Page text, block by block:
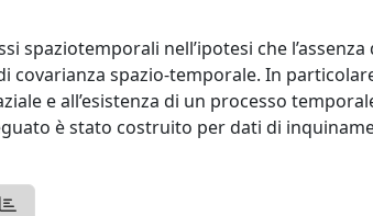
nell’ipotesi che l’assenza
spazio-temporale. In
e all’esistenza di un processo
è stato costruito per dati di